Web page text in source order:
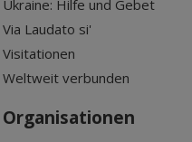
Ukraine: Hilfe und Gebet
Via Laudato si'
Visitationen
Weltweit verbunden
Organisationen